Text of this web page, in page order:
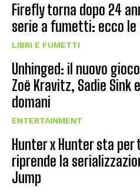
Firefly torna dopo 24
serie a fumetti: ecco le
LIBRI E FUMETTI
Unhinged: il nuovo
Zoë Kravitz, Sadie Sink
domani
ENTERTAINMENT
Hunter x Hunter sta
riprende la
Jump